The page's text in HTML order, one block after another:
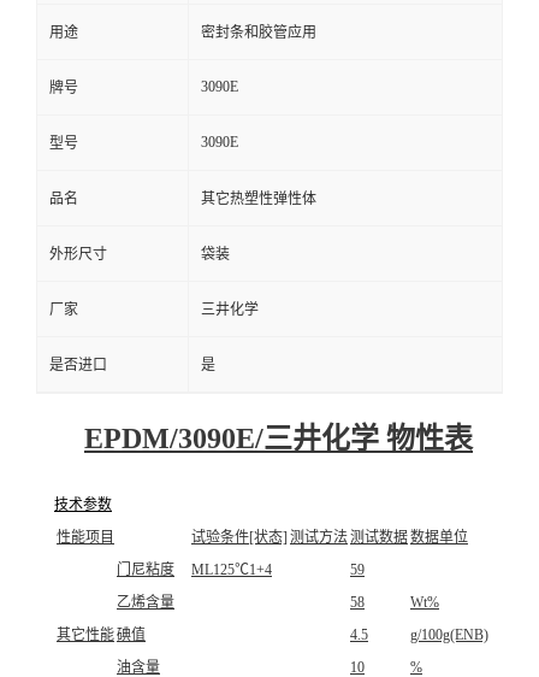
用途 密封条和胶管应用
牌号 3090E
型号 3090E
品名 其它热塑性弹性体
外形尺寸 袋装
厂家 三井化学
是否进口 是
EPDM/3090E/三井化学 物性表
技术参数
性能项目
试验条件[状态] 测试方法测试数据数据单位
其它性能
门尼粘度 ML125℃1+4
59
乙烯含量
58
Wt%
碘值
4.5
g/100g(ENB)
油含量
10
%